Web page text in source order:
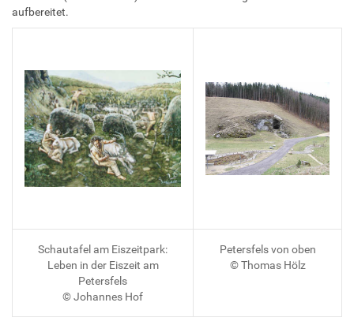
aufbereitet.
Schautafel am Eiszeitpark:
Leben in der Eiszeit am
Petersfels
© Johannes Hof
Petersfels von oben
© Thomas Hölz